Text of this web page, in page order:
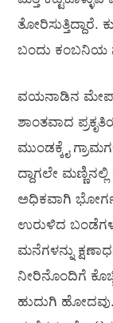
ಬಂದು ಕಂಬನಿಯ
ವಯನಾಡಿನ
ಶಾಂತವಾದ
ಮುಂಡಕ್ಕೈ
ದ್ದಾಗಲೇ
ಅಧಿಕವಾಗಿ
ಉರುಳಿದ
ಮನೆಗಳನ್ನು
ನೀರಿನೊಂದಿಗೆ
ಹುದುಗಿ ಹೋದವು.